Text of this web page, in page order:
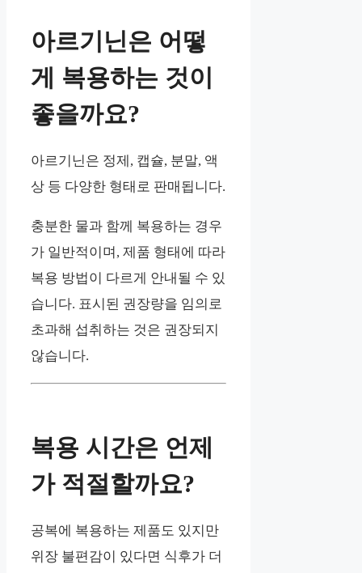
아르기닌은 어떻
게 복용하는 것이
좋을까요?
아르기닌은 정제, 캡슐, 분말, 액
상 등 다양한 형태로 판매됩니다.
충분한 물과 함께 복용하는 경우
가 일반적이며, 제품 형태에 따라
복용 방법이 다르게 안내될 수 있
습니다. 표시된 권장량을 임의로
초과해 섭취하는 것은 권장되지
않습니다.
복용 시간은 언제
가 적절할까요?
공복에 복용하는 제품도 있지만
위장 불편감이 있다면 식후가 더